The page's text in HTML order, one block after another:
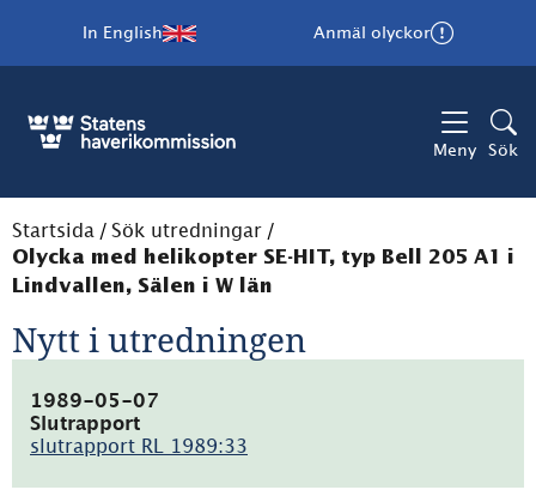
In English Anmäl olyckor
Meny Sök
Startsida / Sök utredningar /
Olycka med helikopter SE-HIT, typ Bell 205 A1 i
Lindvallen, Sälen i W län
Nytt i utredningen
1989-05-07
Slutrapport
slutrapport RL 1989:33
4.8MB)